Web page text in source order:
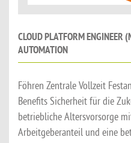
CLOUD PLATFORM
AUTOMATION
Föhren Zentrale Vollzeit
Benefits Sicherheit für die
betriebliche Altersvorsorge
Arbeitgeberanteil und eine